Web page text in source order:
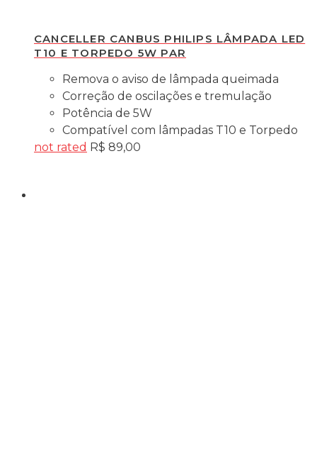
CANCELLER CANBUS PHILIPS LÂMPADA LED
T10 E TORPEDO 5W PAR
Remova o aviso de lâmpada queimada
Correção de oscilações e tremulação
Potência de 5W
Compatível com lâmpadas T10 e Torpedo
not rated R$ 89,00